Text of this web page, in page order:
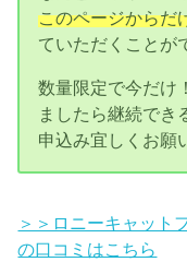
このページからだ
ていただくことが
数量限定で今だけ
ましたら継続でき
申込み宜しくお願
＞＞ロニーキャット
の口コミはこちら